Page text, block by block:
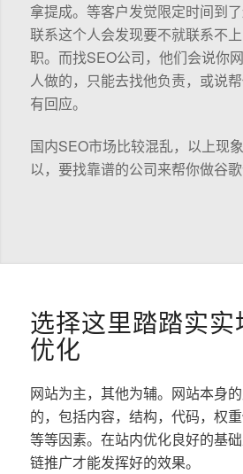
拿提成。等客户发觉限定时间到
联系这个人会发现要不就联系不
职。而找SEO公司，他们会说你
人做的，只能去找他负责，或说
有回应。
国内SEO市场比较混乱，以上现
以，要找靠谱的公司来帮你做谷歌
选择这里踏踏实
优化
网站为主，其他为辅。网站本身
的，包括内容，结构，代码，权
等等因素。在站内优化良好的基
链推广才能发挥好的效果。